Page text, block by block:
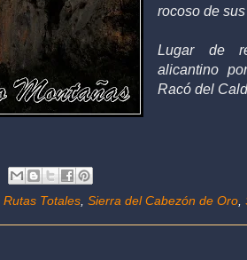
rocoso de
Lugar de
alicantino
Racó del
Rutas Totales, Sierra del Cabezón de Oro,